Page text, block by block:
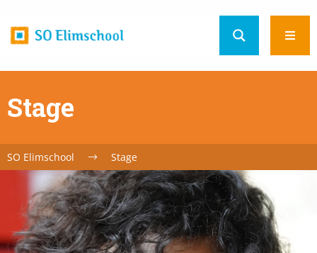
Stage
SO Elimschool Stage